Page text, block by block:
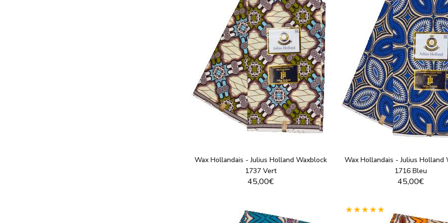
Wax Hollandais - Julius Holland Waxblock
1737 Vert
45,00€
Wax Hollandais - Julius Holland
1716 Bleu
45,00€